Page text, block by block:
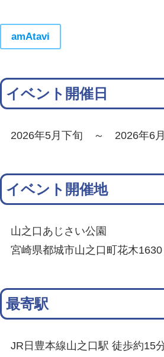
amAtavi
イベント開催日
2026年5月下旬 ～ 2026年6
イベント開催地
山之口あじさい公園
宮崎県都城市山之口町花木1630
最寄駅
JR日豊本線山之口駅 徒歩約15